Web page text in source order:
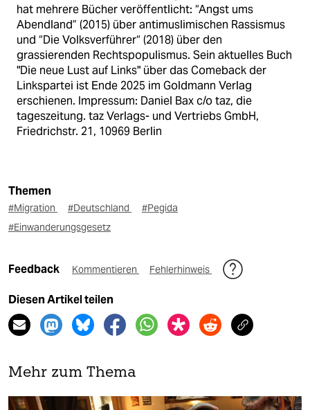
hat mehrere Bücher veröffentlicht: “Angst ums
Abendland” (2015) über antimuslimischen Rassismus
und “Die Volksverführer“ (2018) über den
grassierenden Rechtspopulismus. Sein aktuelles Buch
"Die neue Lust auf Links" über das Comeback der
Linkspartei ist Ende 2025 im Goldmann Verlag
erschienen. Impressum: Daniel Bax c/o taz, die
tageszeitung. taz Verlags- und Vertriebs GmbH,
Friedrichstr. 21, 10969 Berlin
Themen
#Migration #Deutschland
#Pegida
#Einwanderungsgesetz
Feedback Kommentieren Fehlerhinweis
Diesen Artikel teilen
Mehr zum Thema